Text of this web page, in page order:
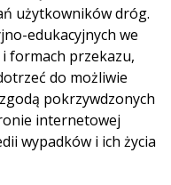
użytkowników dróg.
edukacyjnych we
formach przekazu,
do możliwie
pokrzywdzonych
internetowej
wypadków i ich życia